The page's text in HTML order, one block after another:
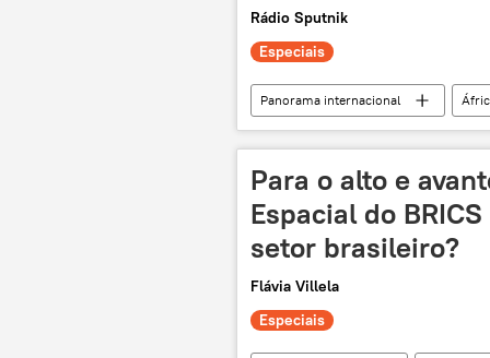
Rádio Sputnik
Especiais
Panorama internacional
Etiópia
crise hídrica
Para o alto e
Espacial do
setor brasileiro?
Flávia Villela
Especiais